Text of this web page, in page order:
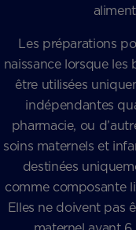
Les préparations
naissance lorsque les
être utilisées
indépendantes
pharmacie, ou
soins maternels et
destinées
comme composante
Elles ne doivent pas